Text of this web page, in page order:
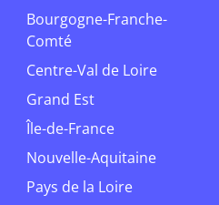
Bourgogne-Franche-
Comté
Centre-Val de Loire
Grand Est
Île-de-France
Nouvelle-Aquitaine
Pays de la Loire